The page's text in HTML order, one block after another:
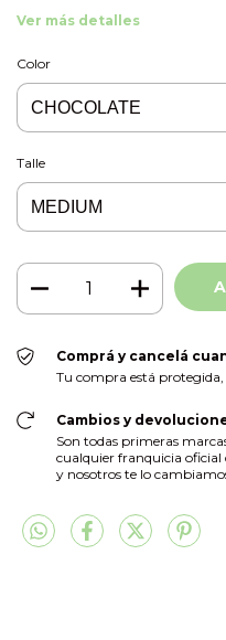
Ver más detalles
Color
Talle
Comprá y cancelá
Tu compra está
Cambios y
Son todas primeras
cualquier franquicia oficial
y nosotros te lo